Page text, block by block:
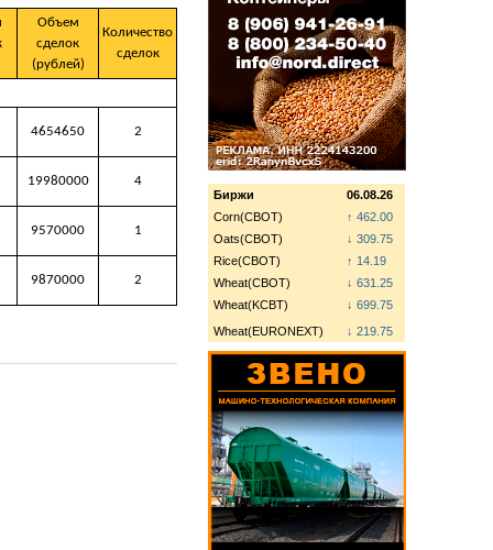
Объем
сделок
(рублей)
Количество
сделок
4654650 2
19980000 4
9570000 1
9870000 2
Биржи
06.08.26
Corn(CBOT)
↑ 462.00
Oats(CBOT)
↓ 309.75
Rice(CBOT)
↑ 14.19
Wheat(CBOT)
↓ 631.25
Wheat(KCBT)
↓ 699.75
Wheat(EURONEXT)
↓ 219.75